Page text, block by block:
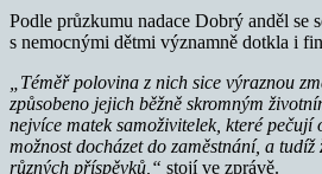
Podle průzkumu nadace Dobrý anděl se
s nemocnými dětmi významně dotkla i
„Téměř polovina z nich sice výraznou
způsobeno jejich běžně skromným
nejvíce matek samoživitelek, které pečují
možnost docházet do zaměstnání, a
různých příspěvků,“ stojí ve zprávě.